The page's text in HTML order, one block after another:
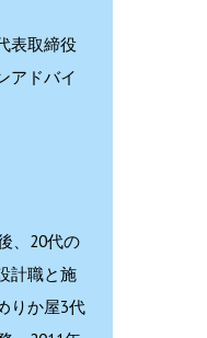
表取締役
アドバイ
、20代の
計職と施
りか屋3代